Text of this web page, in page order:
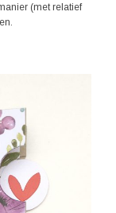
(met relatief